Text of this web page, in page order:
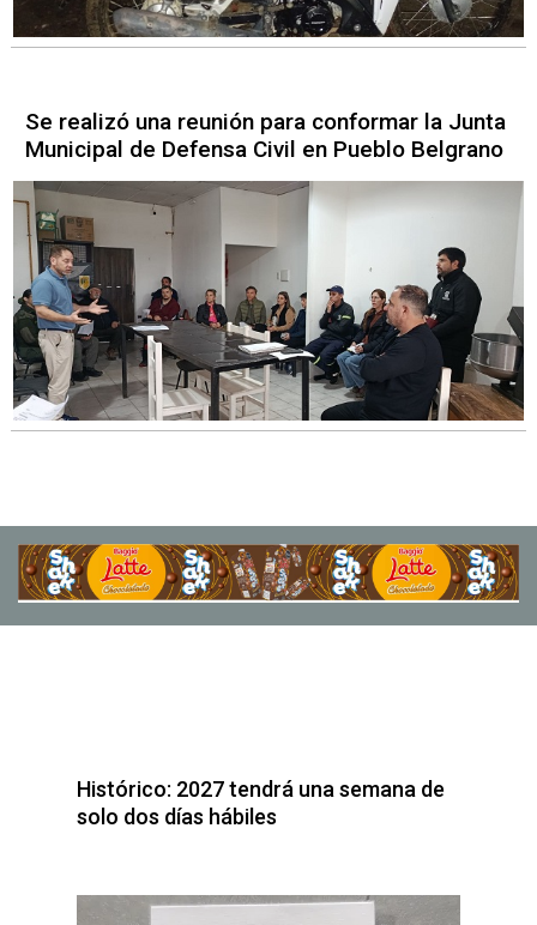
Se realizó una reunión para conformar la Junta
Municipal de Defensa Civil en Pueblo Belgrano
Histórico: 2027 tendrá una semana de
solo dos días hábiles